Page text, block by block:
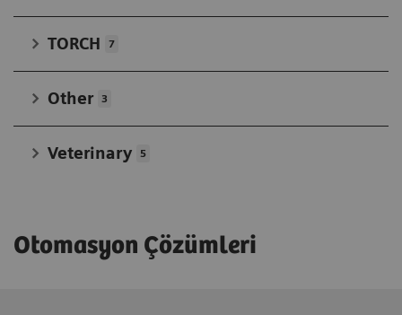
TORCH 7
Other 3
Veterinary 5
Otomasyon Çözümleri